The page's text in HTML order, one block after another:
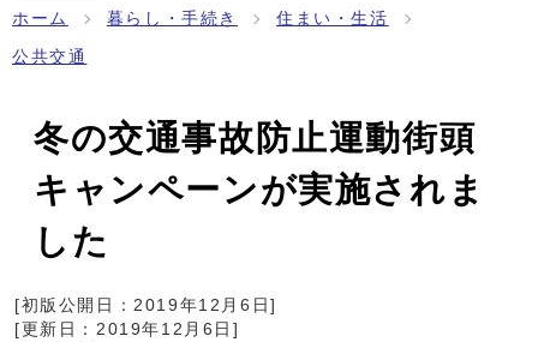
ホーム 暮らし・手続き 住まい・生活
公共交通
冬の交通事故防止運動街頭
キャンペーンが実施されま
した
[初版公開日：2019年12月6日]
[更新日： 2019年12月6日 ]